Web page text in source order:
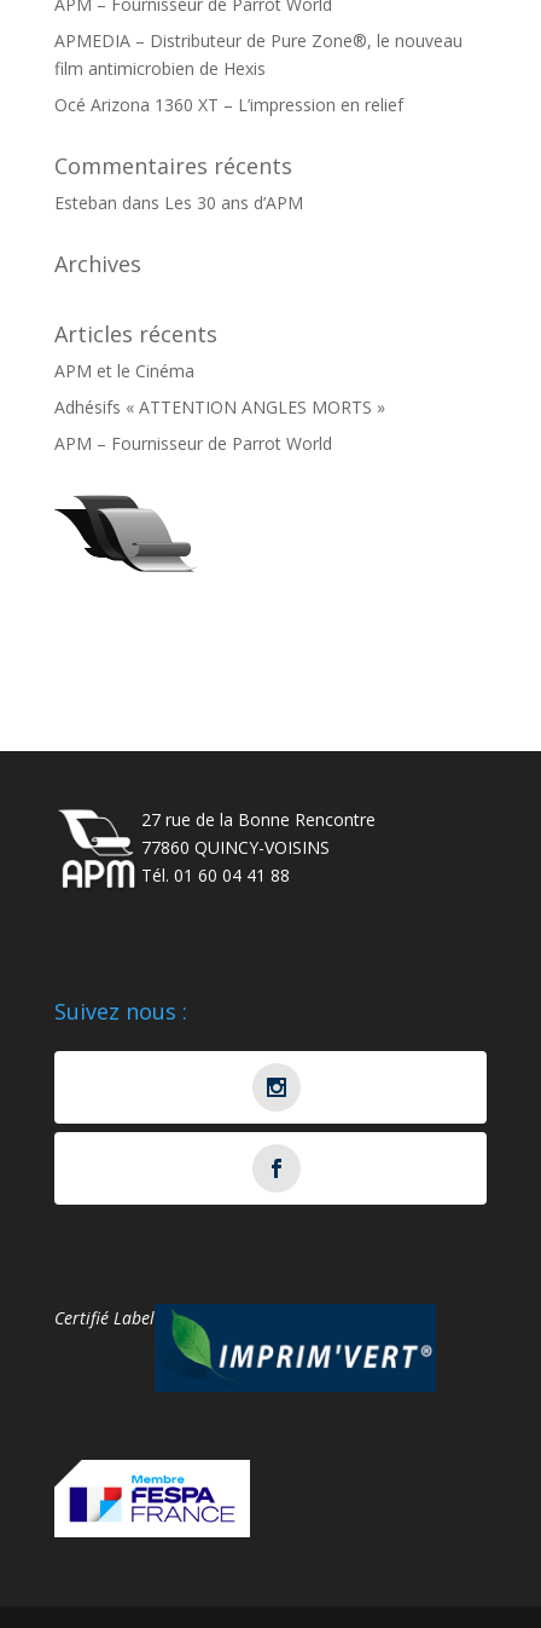
APM – Fournisseur de Parrot World
APMEDIA – Distributeur de Pure Zone®, le nouveau
film antimicrobien de Hexis
Océ Arizona 1360 XT – L’impression en relief
Commentaires récents
Esteban dans Les 30 ans d’APM
Archives
Articles récents
APM et le Cinéma
Adhésifs « ATTENTION ANGLES MORTS »
APM – Fournisseur de Parrot World
27 rue de la Bonne Rencontre
77860 QUINCY-VOISINS
Tél. 01 60 04 41 88
Suivez nous :
Certifié Label